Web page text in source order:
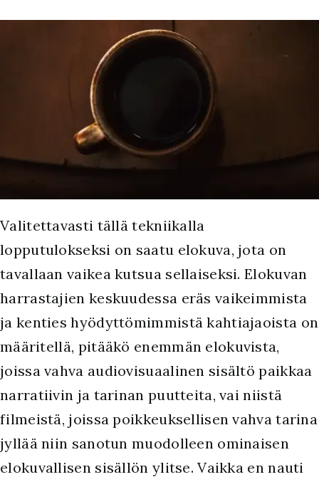
Valitettavasti tällä tekniikalla
lopputulokseksi on saatu elokuva, jota on
tavallaan vaikea kutsua sellaiseksi. Elokuvan
harrastajien keskuudessa eräs vaikeimmista
ja kenties hyödyttömimmistä kahtiajaoista on
määritellä, pitääkö enemmän elokuvista,
joissa vahva audiovisuaalinen sisältö paikkaa
narratiivin ja tarinan puutteita, vai niistä
filmeistä, joissa poikkeuksellisen vahva tarina
jyllää niin sanotun muodolleen ominaisen
elokuvallisen sisällön ylitse. Vaikka en nauti